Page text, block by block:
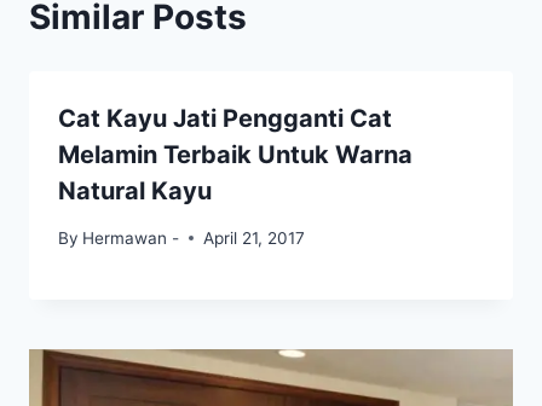
Similar Posts
Cat Kayu Jati Pengganti Cat
Melamin Terbaik Untuk Warna
Natural Kayu
By Hermawan - April 21, 2017